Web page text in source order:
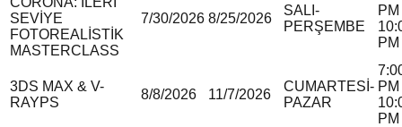
SEVİYE
FOTOREALİSTİK
MASTERCLASS
7/30/2026 8/25/2026
SALI-
PERŞEMBE
PM
PM
3DS MAX & V-
RAYPS
8/8/2026 11/7/2026
CUMARTESİ-
PAZAR
PM
PM